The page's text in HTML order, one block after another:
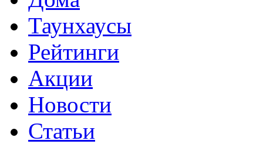
Таунхаусы
Рейтинги
Акции
Новости
Статьи